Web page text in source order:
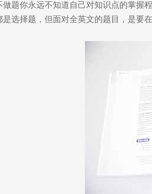
做题你永远不知道自己对知识点的掌握
是选择题，但面对全英文的题目，是要